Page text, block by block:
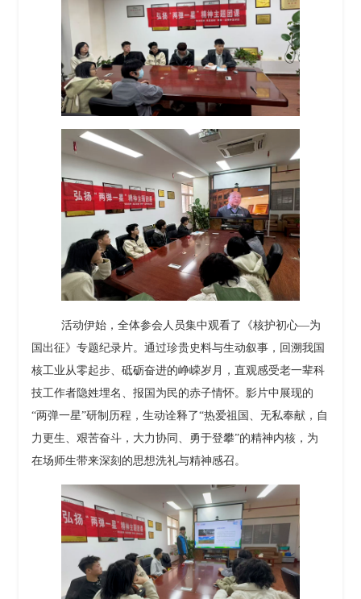
活动伊始，全体参会人员集中观看了《核护初心—为
国出征》专题纪录片。通过珍贵史料与生动叙事，回溯我国
核工业从零起步、砥砺奋进的峥嵘岁月，直观感受老一辈科
技工作者隐姓埋名、报国为民的赤子情怀。影片中展现的
“两弹一星”研制历程，生动诠释了“热爱祖国、无私奉献，自
力更生、艰苦奋斗，大力协同、勇于登攀”的精神内核，为
在场师生带来深刻的思想洗礼与精神感召。